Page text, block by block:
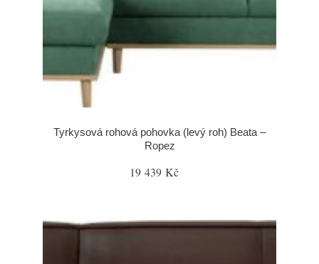
Tyrkysová rohová pohovka (levý roh) Beata –
Ropez
19 439 Kč